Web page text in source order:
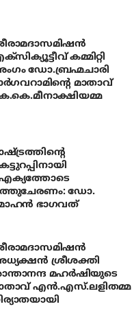
കമ്മിറ്റി
ഡോ.ബ്രഹ്മചാരി
മാതാവ്
ഡോ.
ഭാഗവത്
ശ്രീശക്തി
മഹര്‍ഷിയുടെ
എന്‍.എസ്.ലളിതമ്മ